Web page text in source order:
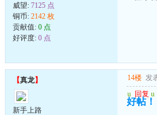
威望: 7125 点
铜币: 2142 枚
贡献值: 0 点
好评度: 0 点
【真龙】
新手上路
14楼 发
u 回复 u
好帖！